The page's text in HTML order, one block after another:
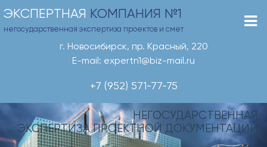
ЭКСПЕРТНАЯ КОМПАНИЯ №1
негосударственная экспертиза проектов и смет
г. Новосибирск, пр. Красный, 220
E-mail: expertn1@biz-mail.ru
+7 (952) 571-77-75
НЕГОСУДАРСТВЕННАЯ
ЭКСПЕРТИЗА ПРОЕКТНОЙ ДОКУМЕНТАЦИИ